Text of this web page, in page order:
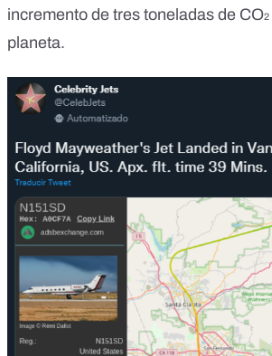
incremento de tres toneladas de CO2
planeta.